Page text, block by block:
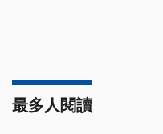
最多人閱讀